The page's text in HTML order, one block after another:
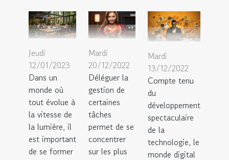
Jeudi
12/01/2023
Dans un
monde où
tout évolue à
la vitesse de
la lumière, il
est important
de se former
Mardi
20/12/2022
Déléguer la
gestion de
certaines
tâches
permet de se
concentrer
sur les plus
Mardi
13/12/2022
Compte tenu
du
développement
spectaculaire
de la
technologie, le
monde digital